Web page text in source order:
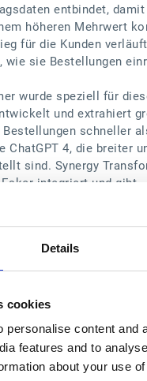
Details
cookies
personalise content and
features and to
about your use
entbindet,
höheren Mehrwert
für die Kunden
wie sie Bestellungen
wurde speziell für
und extrahiert
Bestellungen schneller
ChatGPT 4, die breiter
sind. Synergy
integriert und gibt
in Unternehmen KI-
umfangreiche
alternativer
bereits einen
Die Kunden werden
zu 6 % im Vergleich
wodurch die
ist Synergy
und